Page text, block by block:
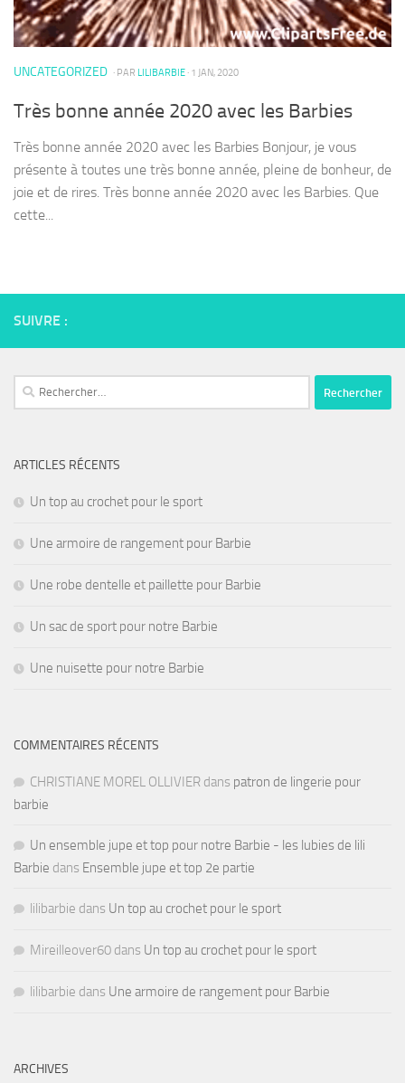
UNCATEGORIZED · PAR LILIBARBIE · 1 JAN, 2020
Très bonne année 2020 avec les Barbies
Très bonne année 2020 avec les Barbies Bonjour, je vous
présente à toutes une très bonne année, pleine de bonheur, de
joie et de rires. Très bonne année 2020 avec les Barbies. Que
cette...
SUIVRE :
Rechercher :
ARTICLES RÉCENTS
Un top au crochet pour le sport
Une armoire de rangement pour Barbie
Une robe dentelle et paillette pour Barbie
Un sac de sport pour notre Barbie
Une nuisette pour notre Barbie
COMMENTAIRES RÉCENTS
CHRISTIANE MOREL OLLIVIER dans patron de lingerie pour
barbie
Un ensemble jupe et top pour notre Barbie - les lubies de lili
Barbie dans Ensemble jupe et top 2e partie
lilibarbie dans Un top au crochet pour le sport
Mireilleover60 dans Un top au crochet pour le sport
lilibarbie dans Une armoire de rangement pour Barbie
ARCHIVES